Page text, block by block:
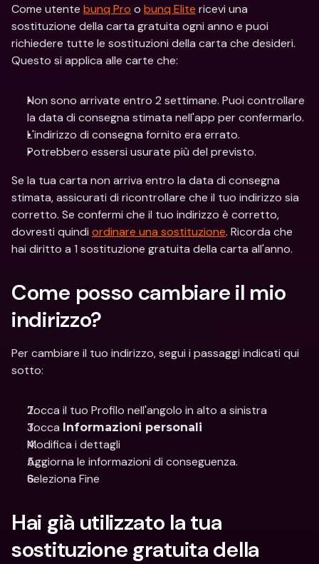
Come utente bunq Pro o bunq Elite ricevi una
sostituzione della carta gratuita ogni anno e puoi
richiedere tutte le sostituzioni della carta che desideri.
Questo si applica alle carte che:
Non sono arrivate entro 2 settimane. Puoi controllare
la data di consegna stimata nell'app per confermarlo.
L'indirizzo di consegna fornito era errato.
Potrebbero essersi usurate più del previsto.
Se la tua carta non arriva entro la data di consegna
stimata, assicurati di ricontrollare che il tuo indirizzo sia
corretto. Se confermi che il tuo indirizzo è corretto,
dovresti quindi ordinare una sostituzione. Ricorda che
hai diritto a 1 sostituzione gratuita della carta all'anno.
Come posso cambiare il mio
indirizzo?
Per cambiare il tuo indirizzo, segui i passaggi indicati qui
sotto:
Tocca il tuo Profilo nell'angolo in alto a sinistra
Tocca Informazioni personali
Modifica i dettagli
Aggiorna le informazioni di conseguenza.
Seleziona Fine
Hai già utilizzato la tua
sostituzione gratuita della